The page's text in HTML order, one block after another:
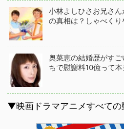
小林よしひさお兄さ
の真相は？しゃべくり
奥菜恵の結婚歴がす
ちで慰謝料10億って本
▼映画ドラマアニメすべて